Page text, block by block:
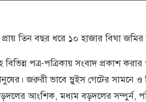
তিন বছর ধরে ১০ হাজার বিঘা
পত্র-পত্রিকায় সংবাদ প্রকাশ
জরুরী ভাবে স্লুইস গেটের সামনে
আংশিক, মধ্যম বড়দলের সম্পুর্ন,